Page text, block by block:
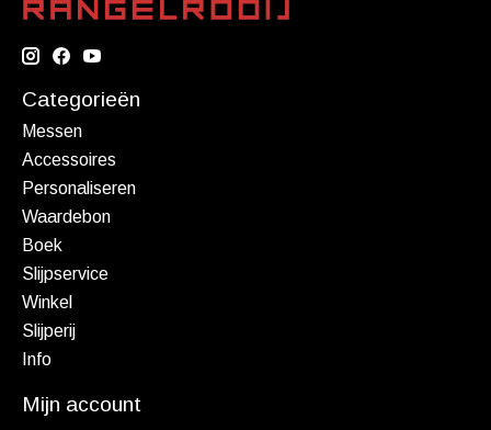
Categorieën
Messen
Accessoires
Personaliseren
Waardebon
Boek
Slijpservice
Winkel
Slijperij
Info
Mijn account